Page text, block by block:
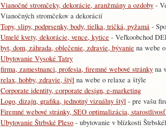
Vianočné stromčeky, dekorácie, aranžmány a ozdoby -
Vianočných stromčekov a dekorácií
Topy, slipy, podprsenky, body, tielka, tričká, pyžamá -
Umelé kvety, dekorácie, vence, kytice - Veľkoobchod
byt, dom, záhrada, oblečenie, zdravie, bývanie na webe
Ubytovanie Vysoké Tatry
firma, zamestnanci, profesia, firemné webové stránky na
relax, hobby, zdravie, štýl na webe o relaxe a štýle
Corporate identity, corporate design, e-marketing
Logo, dizajn, grafika, jednotný vizuálny štýl - pre vašu
Firemné webové stránky, SEO optimalizácia,
Ubytovanie Štrbské Pleso - ubytovanie v blízkosti